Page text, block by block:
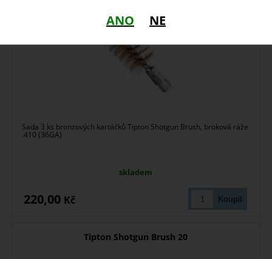
Sada 3 ks bronzových kartáčků Tipton Shotgun Brush, broková ráže
.410 (36GA)
skladem
220,00 Kč
Tipton Shotgun Brush 20
ANO NE